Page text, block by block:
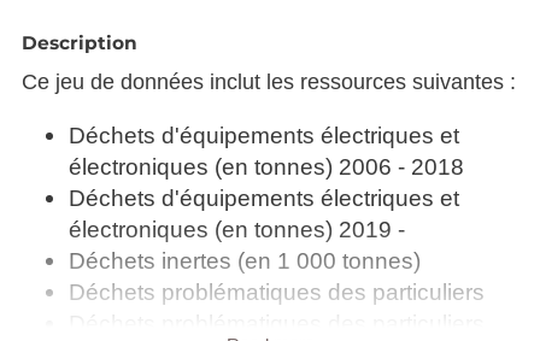
Description
Ce jeu de données inclut les ressources suivantes :
Déchets d'équipements électriques et
électroniques (en tonnes) 2006 - 2018
Déchets d'équipements électriques et
électroniques (en tonnes) 2019 -
Déchets inertes (en 1 000 tonnes)
Déchets problématiques des particuliers
Déchets problématiques des particuliers